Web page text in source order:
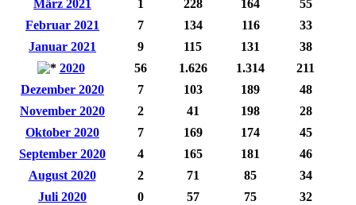
März 2021
1 228 164
55
Februar 2021
7 134 116
33
Januar 2021
9 115 131
38
2020
56 1.626 1.314
211
Dezember 2020
7 103 189
48
November 2020
2 41 198
28
Oktober 2020
7 169 174
45
September 2020
4 165 181
46
August 2020
2 71 85
34
Juli 2020
0 57 75
32